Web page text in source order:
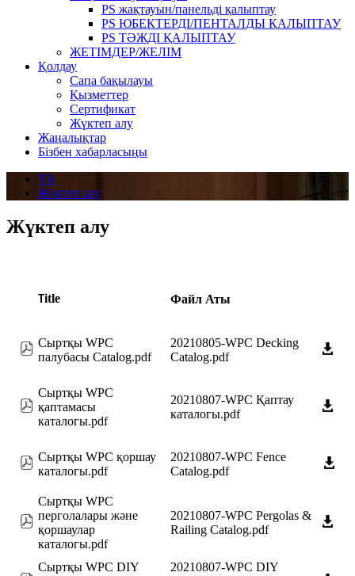
PS жақтауын/панельді қалыптау
PS ЮБЕКТЕРДІ/ПЕНТАЛДЫ ҚАЛЫПТАУ
PS ТӘЖДІ ҚАЛЫПТАУ
ЖЕТІМДЕР/ЖЕЛІМ
Қолдау
Сапа бақылауы
Қызметтер
Сертификат
Жүктеп алу
Жаңалықтар
Бізбен хабарласыңы
Үй
Жүктеп алу
Жүктеп алу
Title Файл Аты
Сыртқы WPC
палубасы Catalog.pdf
20210805-WPC Decking
Catalog.pdf
Сыртқы WPC
қаптамасы
каталогы.pdf
20210807-WPC Қаптау
каталогы.pdf
Сыртқы WPC қоршау
каталогы.pdf
20210807-WPC Fence
Catalog.pdf
Сыртқы WPC
перголалары және
қоршаулар
каталогы.pdf
20210807-WPC Pergolas &
Railing Catalog.pdf
Сыртқы WPC DIY
20210807-WPC DIY